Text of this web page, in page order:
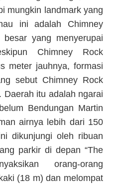
mungkin landmark yang
ini adalah Chimney
yang menyerupai
Chimney Rock
meter jauhnya, formasi
sebut Chimney Rock
Daerah itu adalah ngarai
Bendungan Martin
airnya lebih dari 150
dikunjungi oleh ribuan
parkir di depan “The
orang-orang
(18 m) dan melompat